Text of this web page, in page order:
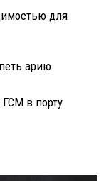
для
арию
в порту